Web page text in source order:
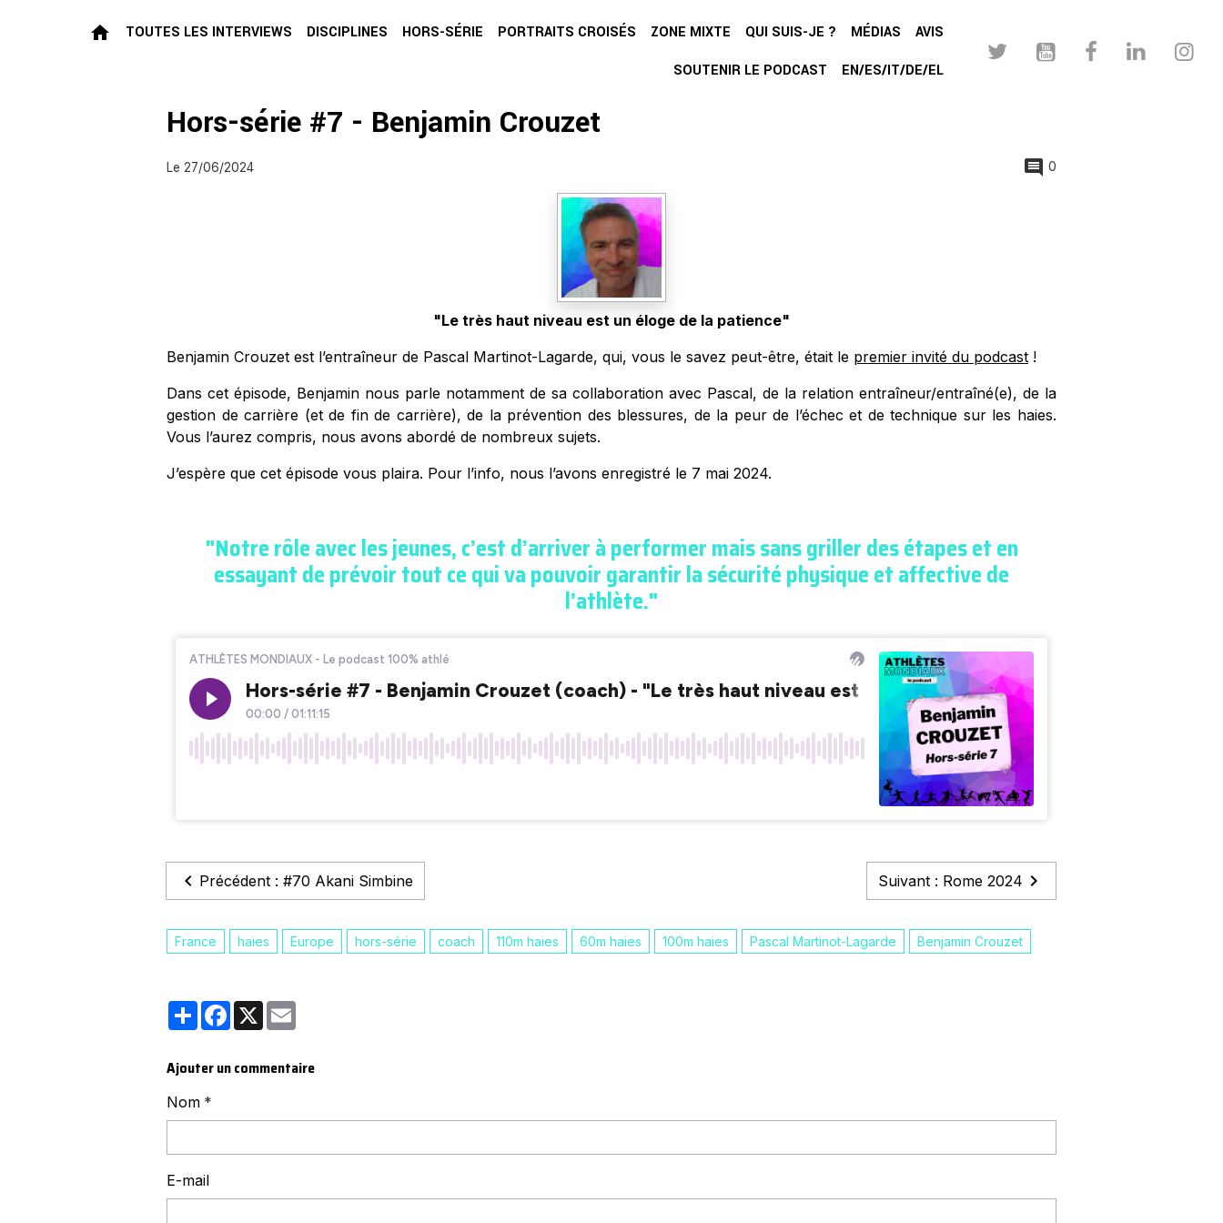
TOUTES LES INTERVIEWS DISCIPLINES HORS-SÉRIE PORTRAITS CROISÉS ZONE MIXTE QUI SUIS-JE ? MÉDIAS
AVIS
SOUTENIR LE PODCAST
EN/ES/IT/DE/EL
Hors-série #7 - Benjamin Crouzet
Le 27/06/2024 0
"Le très haut niveau est un éloge de la patience"
Benjamin Crouzet est l’entraîneur de Pascal Martinot-Lagarde, qui, vous le savez peut-être, était le premier invité du podcast !
Dans cet épisode, Benjamin nous parle notamment de sa collaboration avec Pascal, de la relation entraîneur/entraîné(e), de la
gestion de carrière (et de fin de carrière), de la prévention des blessures, de la peur de l’échec et de technique sur les haies.
Vous l’aurez compris, nous avons abordé de nombreux sujets.
J’espère que cet épisode vous plaira. Pour l’info, nous l’avons enregistré le 7 mai 2024.
"Notre rôle avec les jeunes, c’est d’arriver à performer mais sans griller des étapes et en
essayant de prévoir tout ce qui va pouvoir garantir la sécurité physique et affective de
l’athlète."
Précédent : #70 Akani Simbine Suivant : Rome 2024
France haies Europe hors-série coach 110m haies 60m haies 100m haies Pascal Martinot-Lagarde Benjamin Crouzet
PartagerFacebook
X
Ajouter un commentaire
Nom
E-mail